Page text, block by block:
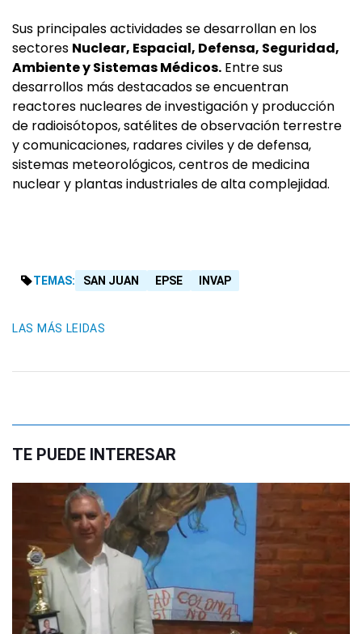
Sus principales actividades se desarrollan en los
sectores Nuclear, Espacial, Defensa, Seguridad,
Ambiente y Sistemas Médicos. Entre sus
desarrollos más destacados se encuentran
reactores nucleares de investigación y producción
de radioisótopos, satélites de observación terrestre
y comunicaciones, radares civiles y de defensa,
sistemas meteorológicos, centros de medicina
nuclear y plantas industriales de alta complejidad.
TEMAS: SAN JUAN EPSE INVAP
LAS MÁS LEIDAS
TE PUEDE INTERESAR